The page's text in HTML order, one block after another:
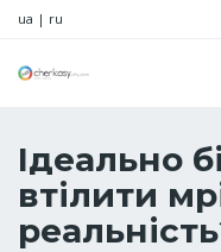
ua | ru
Ідеально
втілити